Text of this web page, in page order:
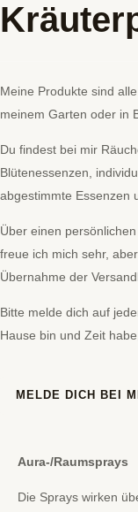
Meine Produkte sind
meinem Garten oder in
Du findest bei mir
Blütenessenzen,
abgestimmte Essenzen
Über einen
freue ich mich sehr,
Übernahme der
Bitte melde dich auf
Hause bin und Zeit
MELDE DICH BEI
Aura-/Raumsprays
Die Sprays wirken